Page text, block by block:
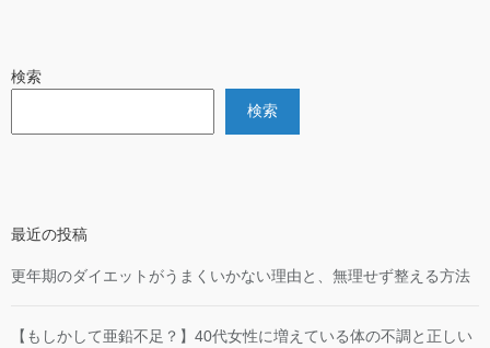
検索
検索
最近の投稿
更年期のダイエットがうまくいかない理由と、無理せず整える方法
【もしかして亜鉛不足？】40代女性に増えている体の不調と正しい